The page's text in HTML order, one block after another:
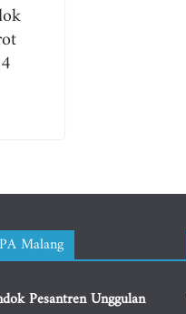
Malang
Pesantren Unggulan